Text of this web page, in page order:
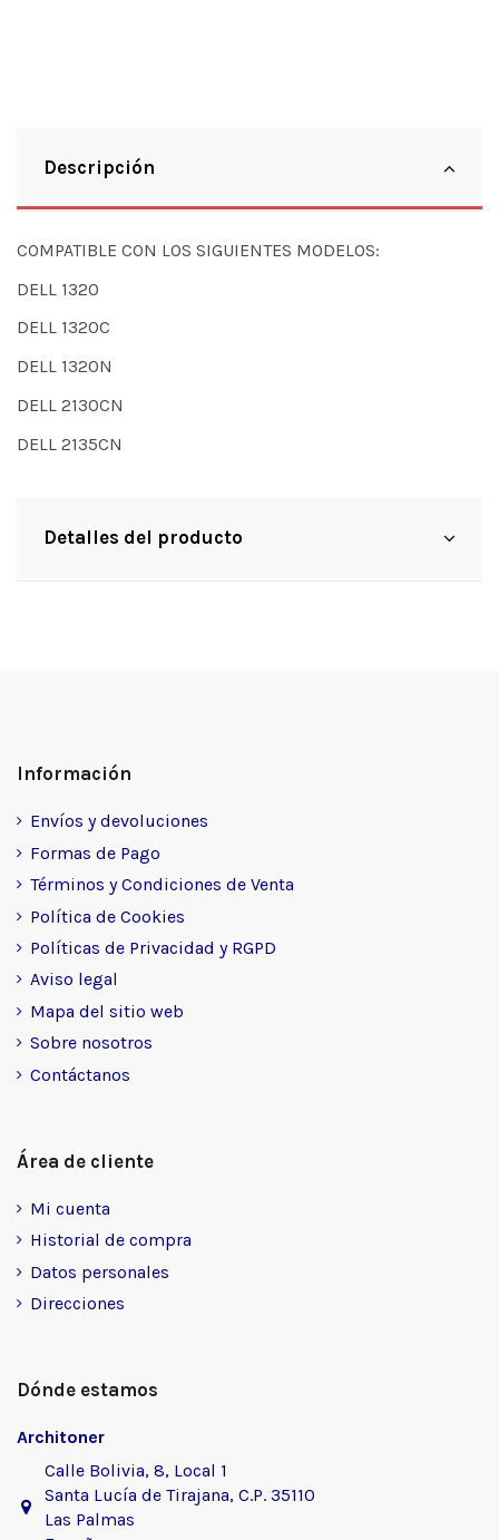
Descripción
COMPATIBLE CON LOS SIGUIENTES MODELOS:
DELL 1320
DELL 1320C
DELL 1320N
DELL 2130CN
DELL 2135CN
Detalles del producto
Información
Envíos y devoluciones
Formas de Pago
Términos y Condiciones de Venta
Política de Cookies
Políticas de Privacidad y RGPD
Aviso legal
Mapa del sitio web
Sobre nosotros
Contáctanos
Área de cliente
Mi cuenta
Historial de compra
Datos personales
Direcciones
Dónde estamos
Architoner
Calle Bolivia, 8, Local 1
Santa Lucía de Tirajana, C.P. 35110
Las Palmas